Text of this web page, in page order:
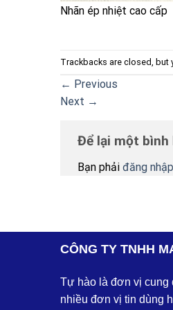
Nhãn ép nhiệt cao cấp
Trackbacks are closed, but
← Previous
Next →
Để lại một bình
Bạn phải đăng nhập
CÔNG TY TNHH
Tự hào là đơn vị cung
nhiều đơn vị tin dùng